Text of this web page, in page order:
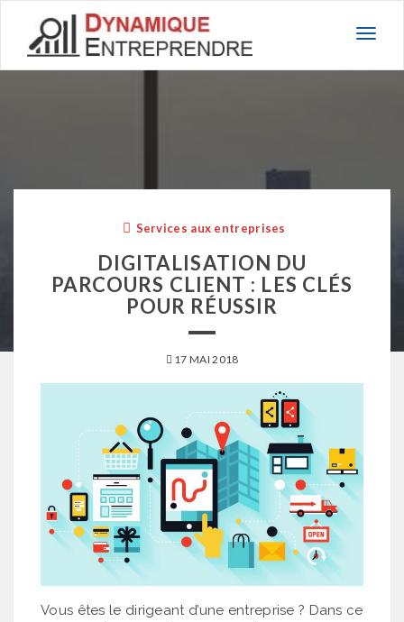
Services aux entreprises
DIGITALISATION DU
PARCOURS CLIENT : LES CLÉS
POUR RÉUSSIR
17 MAI 2018
Vous êtes le dirigeant d’une entreprise ? Dans ce